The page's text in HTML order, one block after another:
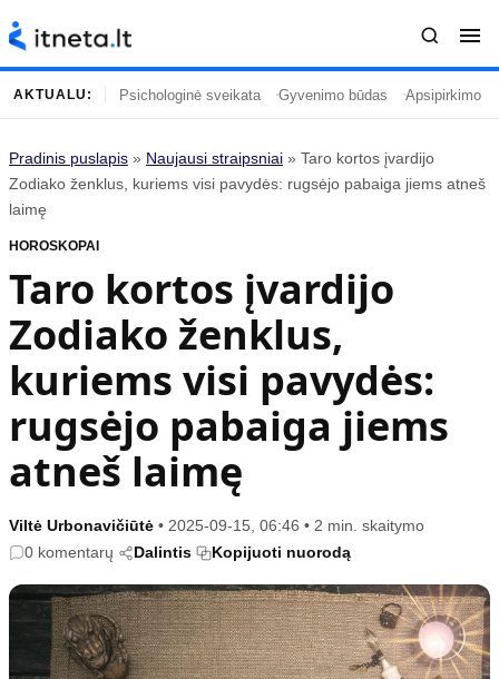
Turinys
Naujausi straipsniai
Gyvenimas
Įdomybės
Mada
Namai ir interjeras
Temos
Technologijos
Gyvenimo būdas
Vasaros mada
Tėvai ir vaikai
Populiaru
Karjera
Psichologinė sveikata
Privatumo politika
Reklamos politika
AKTUALU: Psichologinė sveikata Gyvenimo būdas Apsipirkimo
Pradinis puslapis » Naujausi straipsniai » Taro kortos įvardijo
Zodiako ženklus, kuriems visi pavydės: rugsėjo pabaiga jiems atneš
laimę
HOROSKOPAI
Taro kortos įvardijo
Zodiako ženklus,
kuriems visi pavydės:
rugsėjo pabaiga jiems
atneš laimę
Viltė Urbonavičiūtė • 2025-09-15, 06:46 • 2 min. skaitymo
0 komentarų
Dalintis Kopijuoti nuorodą